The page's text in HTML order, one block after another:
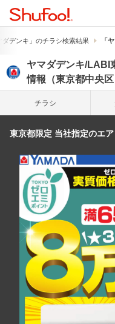
ダデンキ」のチラシ検索結果 「
ヤマダデンキ/LABI
情報（東京都中央区
チラシ
東京都限定 当社指定のエ